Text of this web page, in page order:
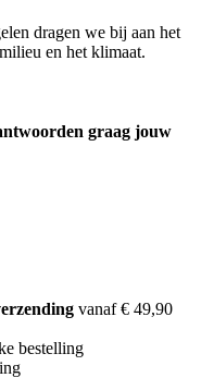
dragen we bij aan het
en het klimaat.
graag jouw
vanaf € 49,90
bestelling